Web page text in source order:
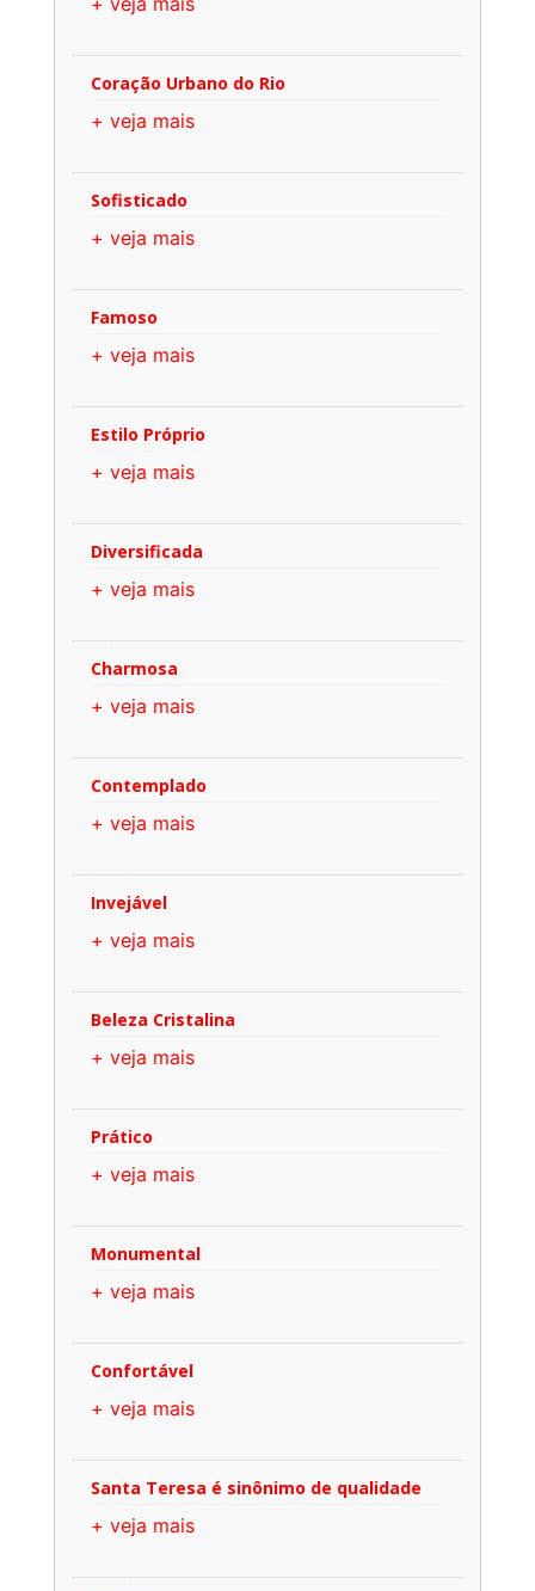
Coração Urbano do Rio
+ veja mais
Sofisticado
+ veja mais
Famoso
+ veja mais
Estilo Próprio
+ veja mais
Diversificada
+ veja mais
Charmosa
+ veja mais
Contemplado
+ veja mais
Invejável
+ veja mais
Beleza Cristalina
+ veja mais
Prático
+ veja mais
Monumental
+ veja mais
Confortável
+ veja mais
Santa Teresa é sinônimo de qualidade
+ veja mais